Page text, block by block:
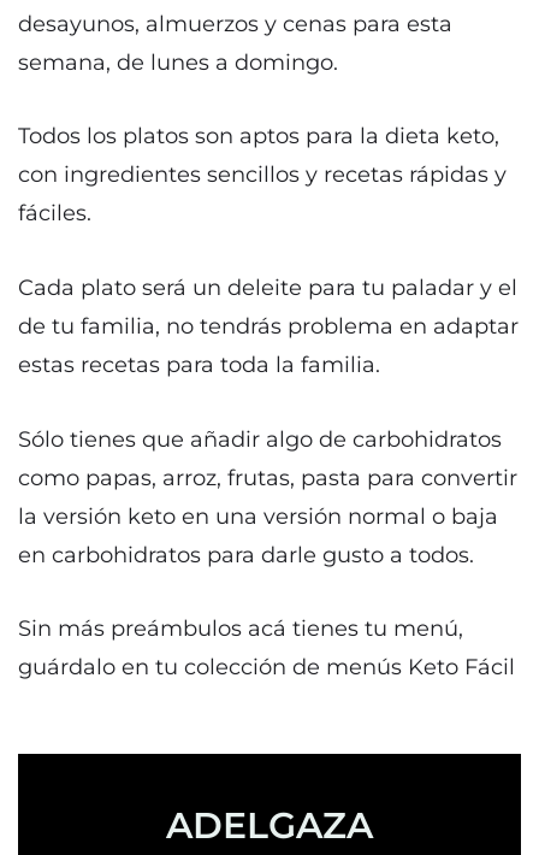
desayunos, almuerzos y cenas para esta
semana, de lunes a domingo.
Todos los platos son aptos para la dieta keto,
con ingredientes sencillos y recetas rápidas y
fáciles.
Cada plato será un deleite para tu paladar y el
de tu familia, no tendrás problema en adaptar
estas recetas para toda la familia.
Sólo tienes que añadir algo de carbohidratos
como papas, arroz, frutas, pasta para convertir
la versión keto en una versión normal o baja
en carbohidratos para darle gusto a todos.
Sin más preámbulos acá tienes tu menú,
guárdalo en tu colección de menús Keto Fácil
ADELGAZA